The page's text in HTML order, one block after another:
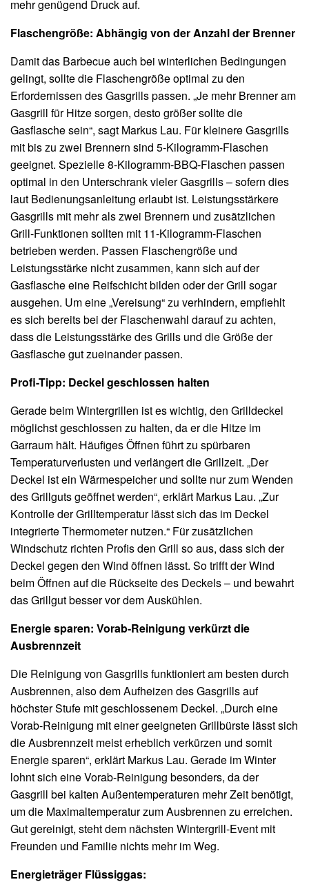
mehr genügend Druck auf.
Flaschengröße: Abhängig von der Anzahl der Brenner
Damit das Barbecue auch bei winterlichen Bedingungen
gelingt, sollte die Flaschengröße optimal zu den
Erfordernissen des Gasgrills passen. „Je mehr Brenner am
Gasgrill für Hitze sorgen, desto größer sollte die
Gasflasche sein“, sagt Markus Lau. Für kleinere Gasgrills
mit bis zu zwei Brennern sind 5-Kilogramm-Flaschen
geeignet. Spezielle 8-Kilogramm-BBQ-Flaschen passen
optimal in den Unterschrank vieler Gasgrills – sofern dies
laut Bedienungsanleitung erlaubt ist. Leistungsstärkere
Gasgrills mit mehr als zwei Brennern und zusätzlichen
Grill-Funktionen sollten mit 11-Kilogramm-Flaschen
betrieben werden. Passen Flaschengröße und
Leistungsstärke nicht zusammen, kann sich auf der
Gasflasche eine Reifschicht bilden oder der Grill sogar
ausgehen. Um eine „Vereisung“ zu verhindern, empfiehlt
es sich bereits bei der Flaschenwahl darauf zu achten,
dass die Leistungsstärke des Grills und die Größe der
Gasflasche gut zueinander passen.
Profi-Tipp: Deckel geschlossen halten
Gerade beim Wintergrillen ist es wichtig, den Grilldeckel
möglichst geschlossen zu halten, da er die Hitze im
Garraum hält. Häufiges Öffnen führt zu spürbaren
Temperaturverlusten und verlängert die Grillzeit. „Der
Deckel ist ein Wärmespeicher und sollte nur zum Wenden
des Grillguts geöffnet werden“, erklärt Markus Lau. „Zur
Kontrolle der Grilltemperatur lässt sich das im Deckel
integrierte Thermometer nutzen.“ Für zusätzlichen
Windschutz richten Profis den Grill so aus, dass sich der
Deckel gegen den Wind öffnen lässt. So trifft der Wind
beim Öffnen auf die Rückseite des Deckels – und bewahrt
das Grillgut besser vor dem Auskühlen.
Energie sparen: Vorab-Reinigung verkürzt die
Ausbrennzeit
Die Reinigung von Gasgrills funktioniert am besten durch
Ausbrennen, also dem Aufheizen des Gasgrills auf
höchster Stufe mit geschlossenem Deckel. „Durch eine
Vorab-Reinigung mit einer geeigneten Grillbürste lässt sich
die Ausbrennzeit meist erheblich verkürzen und somit
Energie sparen“, erklärt Markus Lau. Gerade im Winter
lohnt sich eine Vorab-Reinigung besonders, da der
Gasgrill bei kalten Außentemperaturen mehr Zeit benötigt,
um die Maximaltemperatur zum Ausbrennen zu erreichen.
Gut gereinigt, steht dem nächsten Wintergrill-Event mit
Freunden und Familie nichts mehr im Weg.
Energieträger Flüssiggas: